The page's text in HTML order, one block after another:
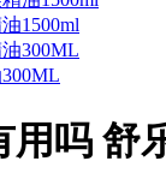
1500ml
吗 舒